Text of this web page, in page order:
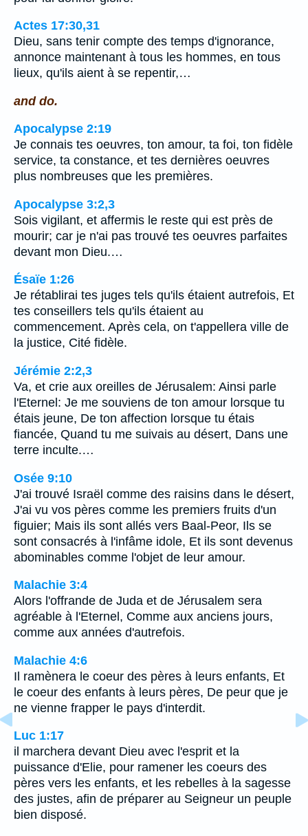
Actes 17:30,31
Dieu, sans tenir compte des temps d'ignorance,
annonce maintenant à tous les hommes, en tous
lieux, qu'ils aient à se repentir,…
and do.
Apocalypse 2:19
Je connais tes oeuvres, ton amour, ta foi, ton fidèle
service, ta constance, et tes dernières oeuvres
plus nombreuses que les premières.
Apocalypse 3:2,3
Sois vigilant, et affermis le reste qui est près de
mourir; car je n'ai pas trouvé tes oeuvres parfaites
devant mon Dieu.…
Ésaïe 1:26
Je rétablirai tes juges tels qu'ils étaient autrefois, Et
tes conseillers tels qu'ils étaient au
commencement. Après cela, on t'appellera ville de
la justice, Cité fidèle.
Jérémie 2:2,3
Va, et crie aux oreilles de Jérusalem: Ainsi parle
l'Eternel: Je me souviens de ton amour lorsque tu
étais jeune, De ton affection lorsque tu étais
fiancée, Quand tu me suivais au désert, Dans une
terre inculte.…
Osée 9:10
J'ai trouvé Israël comme des raisins dans le désert,
J'ai vu vos pères comme les premiers fruits d'un
figuier; Mais ils sont allés vers Baal-Peor, Ils se
sont consacrés à l'infâme idole, Et ils sont devenus
abominables comme l'objet de leur amour.
Malachie 3:4
Alors l'offrande de Juda et de Jérusalem sera
agréable à l'Eternel, Comme aux anciens jours,
comme aux années d'autrefois.
Malachie 4:6
Il ramènera le coeur des pères à leurs enfants, Et
le coeur des enfants à leurs pères, De peur que je
ne vienne frapper le pays d'interdit.
Luc 1:17
il marchera devant Dieu avec l'esprit et la
puissance d'Elie, pour ramener les coeurs des
pères vers les enfants, et les rebelles à la sagesse
des justes, afin de préparer au Seigneur un peuple
bien disposé.